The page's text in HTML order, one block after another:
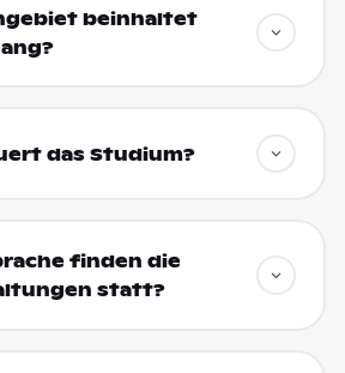
beinhaltet
das Studium?
finden die
statt?